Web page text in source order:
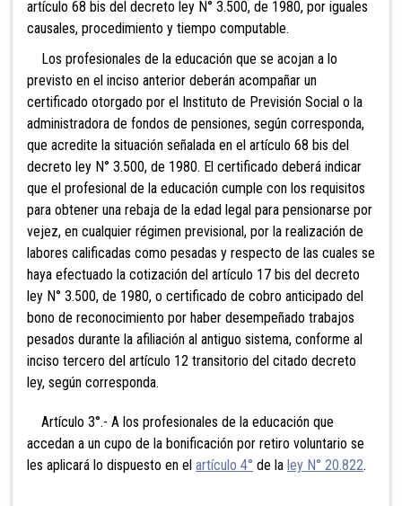
artículo 68 bis del decreto ley N° 3.500, de 1980, por iguales
causales, procedimiento y tiempo computable.
Los profesionales de la educación que se acojan a lo
previsto en el inciso anterior deberán acompañar un
certificado otorgado por el Instituto de Previsión Social o la
administradora de fondos de pensiones, según corresponda,
que acredite la situación señalada en el artículo 68 bis del
decreto ley N° 3.500, de 1980. El certificado deberá indicar
que el profesional de la educación cumple con los requisitos
para obtener una rebaja de la edad legal para pensionarse por
vejez, en cualquier régimen previsional, por la realización de
labores calificadas como pesadas y respecto de las cuales se
haya efectuado la cotización del artículo 17 bis del decreto
ley N° 3.500, de 1980, o certificado de cobro anticipado del
bono de reconocimiento por haber desempeñado trabajos
pesados durante la afiliación al antiguo sistema, conforme al
inciso tercero del artículo 12 transitorio del citado decreto
ley, según corresponda.
Artículo 3°.- A los profesionales de la educación que
accedan a un cupo de la bonificación por retiro voluntario se
les aplicará lo dispuesto en el artículo 4° de la ley N° 20.822.